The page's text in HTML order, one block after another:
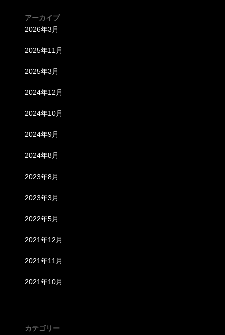
アーカイブ
2026年3月
2025年11月
2025年3月
2024年12月
2024年10月
2024年9月
2024年8月
2023年8月
2023年3月
2022年5月
2021年12月
2021年11月
2021年10月
カテゴリー